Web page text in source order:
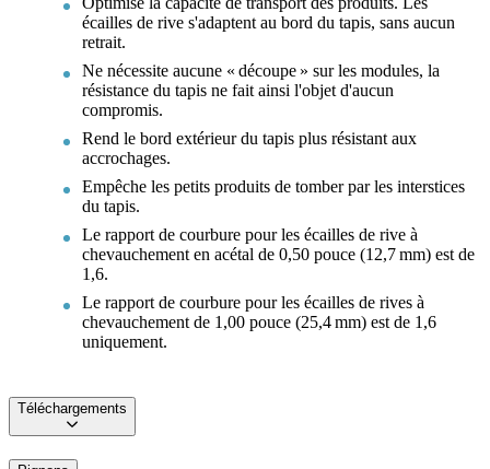
écailles de rive s'adaptent au bord du tapis, sans aucun
retrait.
Ne nécessite aucune « découpe » sur les modules, la
résistance du tapis ne fait ainsi l'objet d'aucun
compromis.
Rend le bord extérieur du tapis plus résistant aux
accrochages.
Empêche les petits produits de tomber par les interstices
du tapis.
Le rapport de courbure pour les écailles de rive à
chevauchement en acétal de 0,50 pouce (12,7 mm) est de
1,6.
Le rapport de courbure pour les écailles de rives à
chevauchement de 1,00 pouce (25,4 mm) est de 1,6
uniquement.
Téléchargements